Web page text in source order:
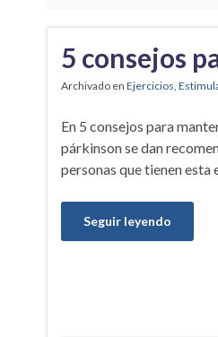
5 consejos
Archivado en Ejercicios,
En 5 consejos para
párkinson se dan
personas que tienen esta
Seguir leyendo